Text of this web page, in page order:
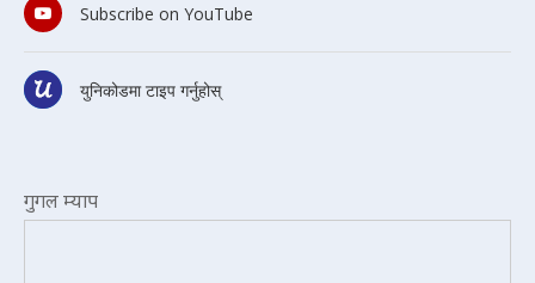
Subscribe on YouTube
युनिकोडमा टाइप गर्नुहोस्
गुगल म्याप